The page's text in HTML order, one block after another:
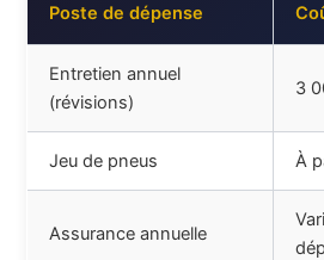
Poste de dépense
Entretien annuel
(révisions)
3
Jeu de pneus À
Assurance annuelle